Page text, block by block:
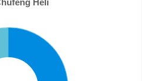
Heli